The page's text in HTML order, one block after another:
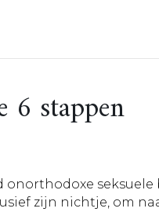
6 stappen
seksuele
zijn nichtje, om